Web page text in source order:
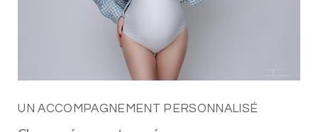
UN ACCOMPAGNEMENT PERSONNALISÉ